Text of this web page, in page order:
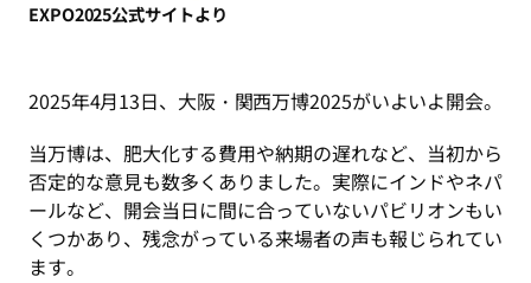
EXPO2025公式サイトより
2025年4月13日、大阪・関西万博2025がいよいよ開会。
当万博は、肥大化する費用や納期の遅れなど、当初から
否定的な意見も数多くありました。実際にインドやネパ
ールなど、開会当日に間に合っていないパビリオンもい
くつかあり、残念がっている来場者の声も報じられてい
ます。